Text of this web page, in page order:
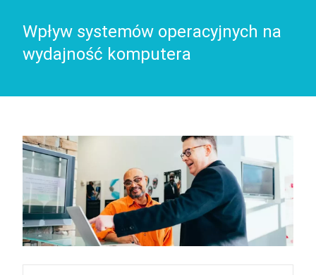
Wpływ systemów operacyjnych na
wydajność komputera